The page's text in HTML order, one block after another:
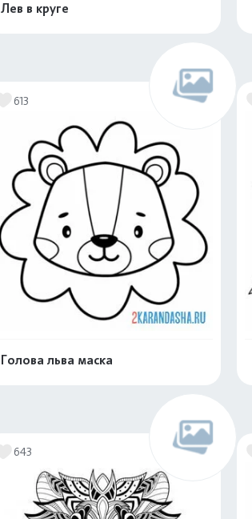
Лев в круге
613
Голова льва маска
643